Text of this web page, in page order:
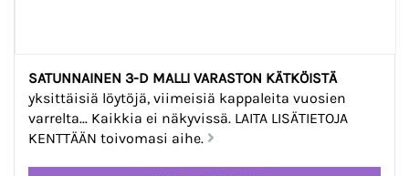
SATUNNAINEN 3-D MALLI VARASTON KÄTKÖISTÄ
yksittäisiä löytöjä, viimeisiä kappaleita vuosien
varrelta... Kaikkia ei näkyvissä. LAITA LISÄTIETOJA
KENTTÄÄN toivomasi aihe.